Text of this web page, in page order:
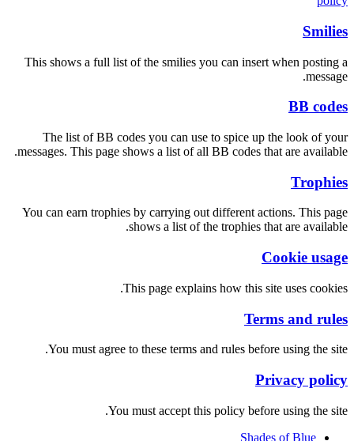
Smilies
This shows a full list of the smilies you can insert when posting a
message.
BB codes
The list of BB codes you can use to spice up the look of your
messages. This page shows a list of all BB codes that are available.
Trophies
You can earn trophies by carrying out different actions. This page
shows a list of the trophies that are available.
Cookie usage
This page explains how this site uses cookies.
Terms and rules
You must agree to these terms and rules before using the site.
Privacy policy
You must accept this policy before using the site.
Shades of Blue